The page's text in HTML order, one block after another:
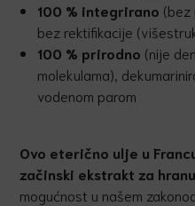
100 % integrirano (bez
bez rektifikacije
100 % prirodno (nije
molekulama),
vodenom parom
Ovo eterično ulje u
začinski ekstrakt za hranu
mogućnost u našem